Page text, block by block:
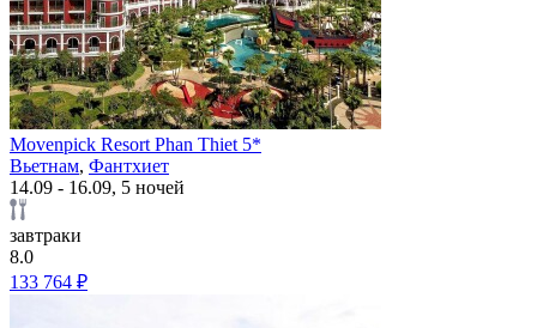
Movenpick Resort Phan Thiet 5*
Вьетнам, Фантхиет
14.09 - 16.09, 5 ночей
завтраки
8.0
133 764 ₽